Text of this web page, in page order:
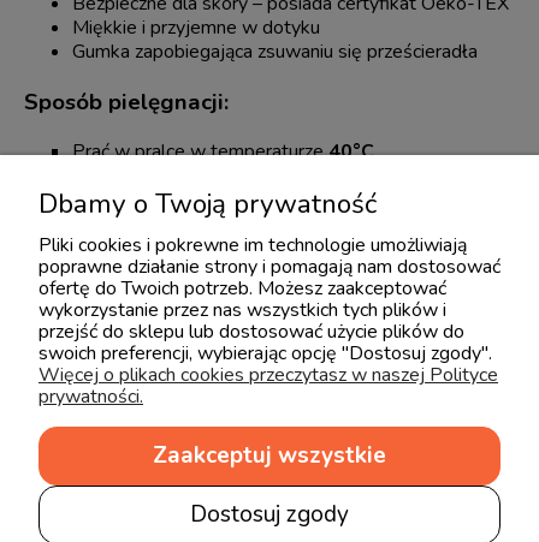
Miękkie i przyjemne w dotyku
Gumka zapobiegająca zsuwaniu się prześcieradła
Sposób pielęgnacji:
Prać w pralce w temperaturze40°C
Nie wybielać
Nie suszyć w suszarce bębnowej
Idealne do sypialni dziecięcych, młodzieżowych i dla
dorosłych – zapewnia wygodę i świeżość na co dzień !
Opinie o produkcie (0)
Imię lub pseudonim:
Dbamy o Twoją prywatność
Pliki cookies i pokrewne im technologie umożliwiają
poprawne działanie strony i pomagają nam dostosować
ofertę do Twoich potrzeb. Możesz zaakceptować
wykorzystanie przez nas wszystkich tych plików i
przejść do sklepu lub dostosować użycie plików do
swoich preferencji, wybierając opcję "Dostosuj zgody".
Więcej o plikach cookies przeczytasz w naszej Polityce
prywatności.
Dostosuj zgody
Zaakceptuj wszystkie